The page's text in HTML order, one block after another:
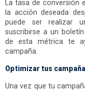
La tasa de conversión
la acción deseada
puede ser realizar
suscribirse a un
de esta métrica te
campaña.
Optimizar tus
Una vez que tu